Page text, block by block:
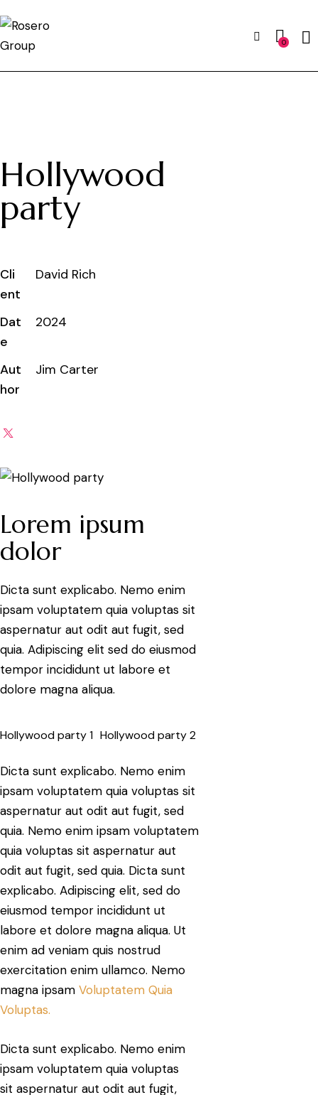
0
Hollywood
party
Cli
ent
David Rich
Dat
e
2024
Aut
hor
Jim Carter
Lorem ipsum
dolor
Dicta sunt explicabo. Nemo enim
ipsam voluptatem quia voluptas sit
aspernatur aut odit aut fugit, sed
quia. Adipiscing elit sed do eiusmod
tempor incididunt ut labore et
dolore magna aliqua.
Hollywood party 1 Hollywood party 2
Dicta sunt explicabo. Nemo enim
ipsam voluptatem quia voluptas sit
aspernatur aut odit aut fugit, sed
quia. Nemo enim ipsam voluptatem
quia voluptas sit aspernatur aut
odit aut fugit, sed quia. Dicta sunt
explicabo. Adipiscing elit, sed do
eiusmod tempor incididunt ut
labore et dolore magna aliqua. Ut
enim ad veniam quis nostrud
exercitation enim ullamco. Nemo
magna ipsam Voluptatem Quia
Voluptas.
Dicta sunt explicabo. Nemo enim
ipsam voluptatem quia voluptas
sit aspernatur aut odit aut fugit,